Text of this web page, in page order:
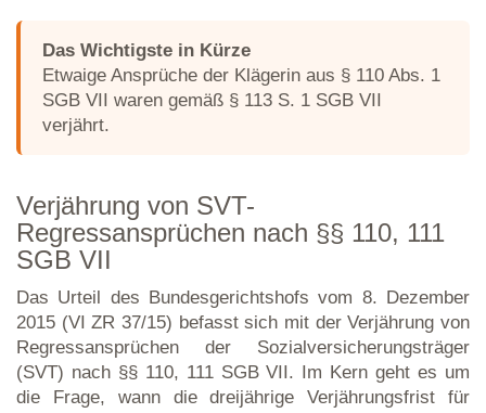
Das Wichtigste in Kürze
Etwaige Ansprüche der Klägerin aus § 110 Abs. 1
SGB VII waren gemäß § 113 S. 1 SGB VII
verjährt.
Verjährung von SVT-
Regressansprüchen nach §§ 110, 111
SGB VII
Das Urteil des Bundesgerichtshofs vom 8. Dezember
2015 (VI ZR 37/15) befasst sich mit der Verjährung von
Regressansprüchen der Sozialversicherungsträger
(SVT) nach §§ 110, 111 SGB VII. Im Kern geht es um
die Frage, wann die dreijährige Verjährungsfrist für